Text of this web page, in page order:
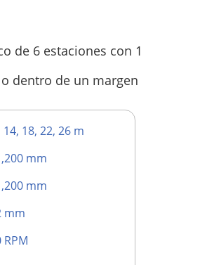
de 6 estaciones con 1
dentro de un margen
14, 18, 22, 26 m
mm
mm
mm
RPM